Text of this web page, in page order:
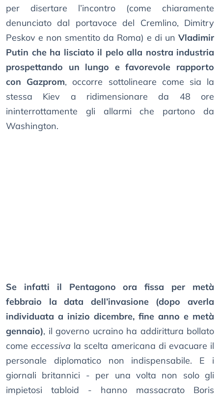
per disertare l’incontro (come chiaramente
denunciato dal portavoce del Cremlino, Dimitry
Peskov e non smentito da Roma) e di un Vladimir
Putin che ha lisciato il pelo alla nostra industria
prospettando un lungo e favorevole rapporto
con Gazprom, occorre sottolineare come sia la
stessa Kiev a ridimensionare da 48 ore
ininterrottamente gli allarmi che partono da
Washington.
Se infatti il Pentagono ora fissa per metà
febbraio la data dell’invasione (dopo averla
individuata a inizio dicembre, fine anno e metà
gennaio), il governo ucraino ha addirittura bollato
comeeccessiva la scelta americana di evacuare il
personale diplomatico non indispensabile. E i
giornali britannici - per una volta non solo gli
impietosi tabloid - hanno massacrato Boris